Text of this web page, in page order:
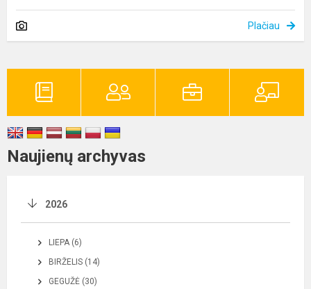
Plačiau
Naujienų archyvas
2026
LIEPA (6)
BIRŽELIS (14)
GEGUŽĖ (30)